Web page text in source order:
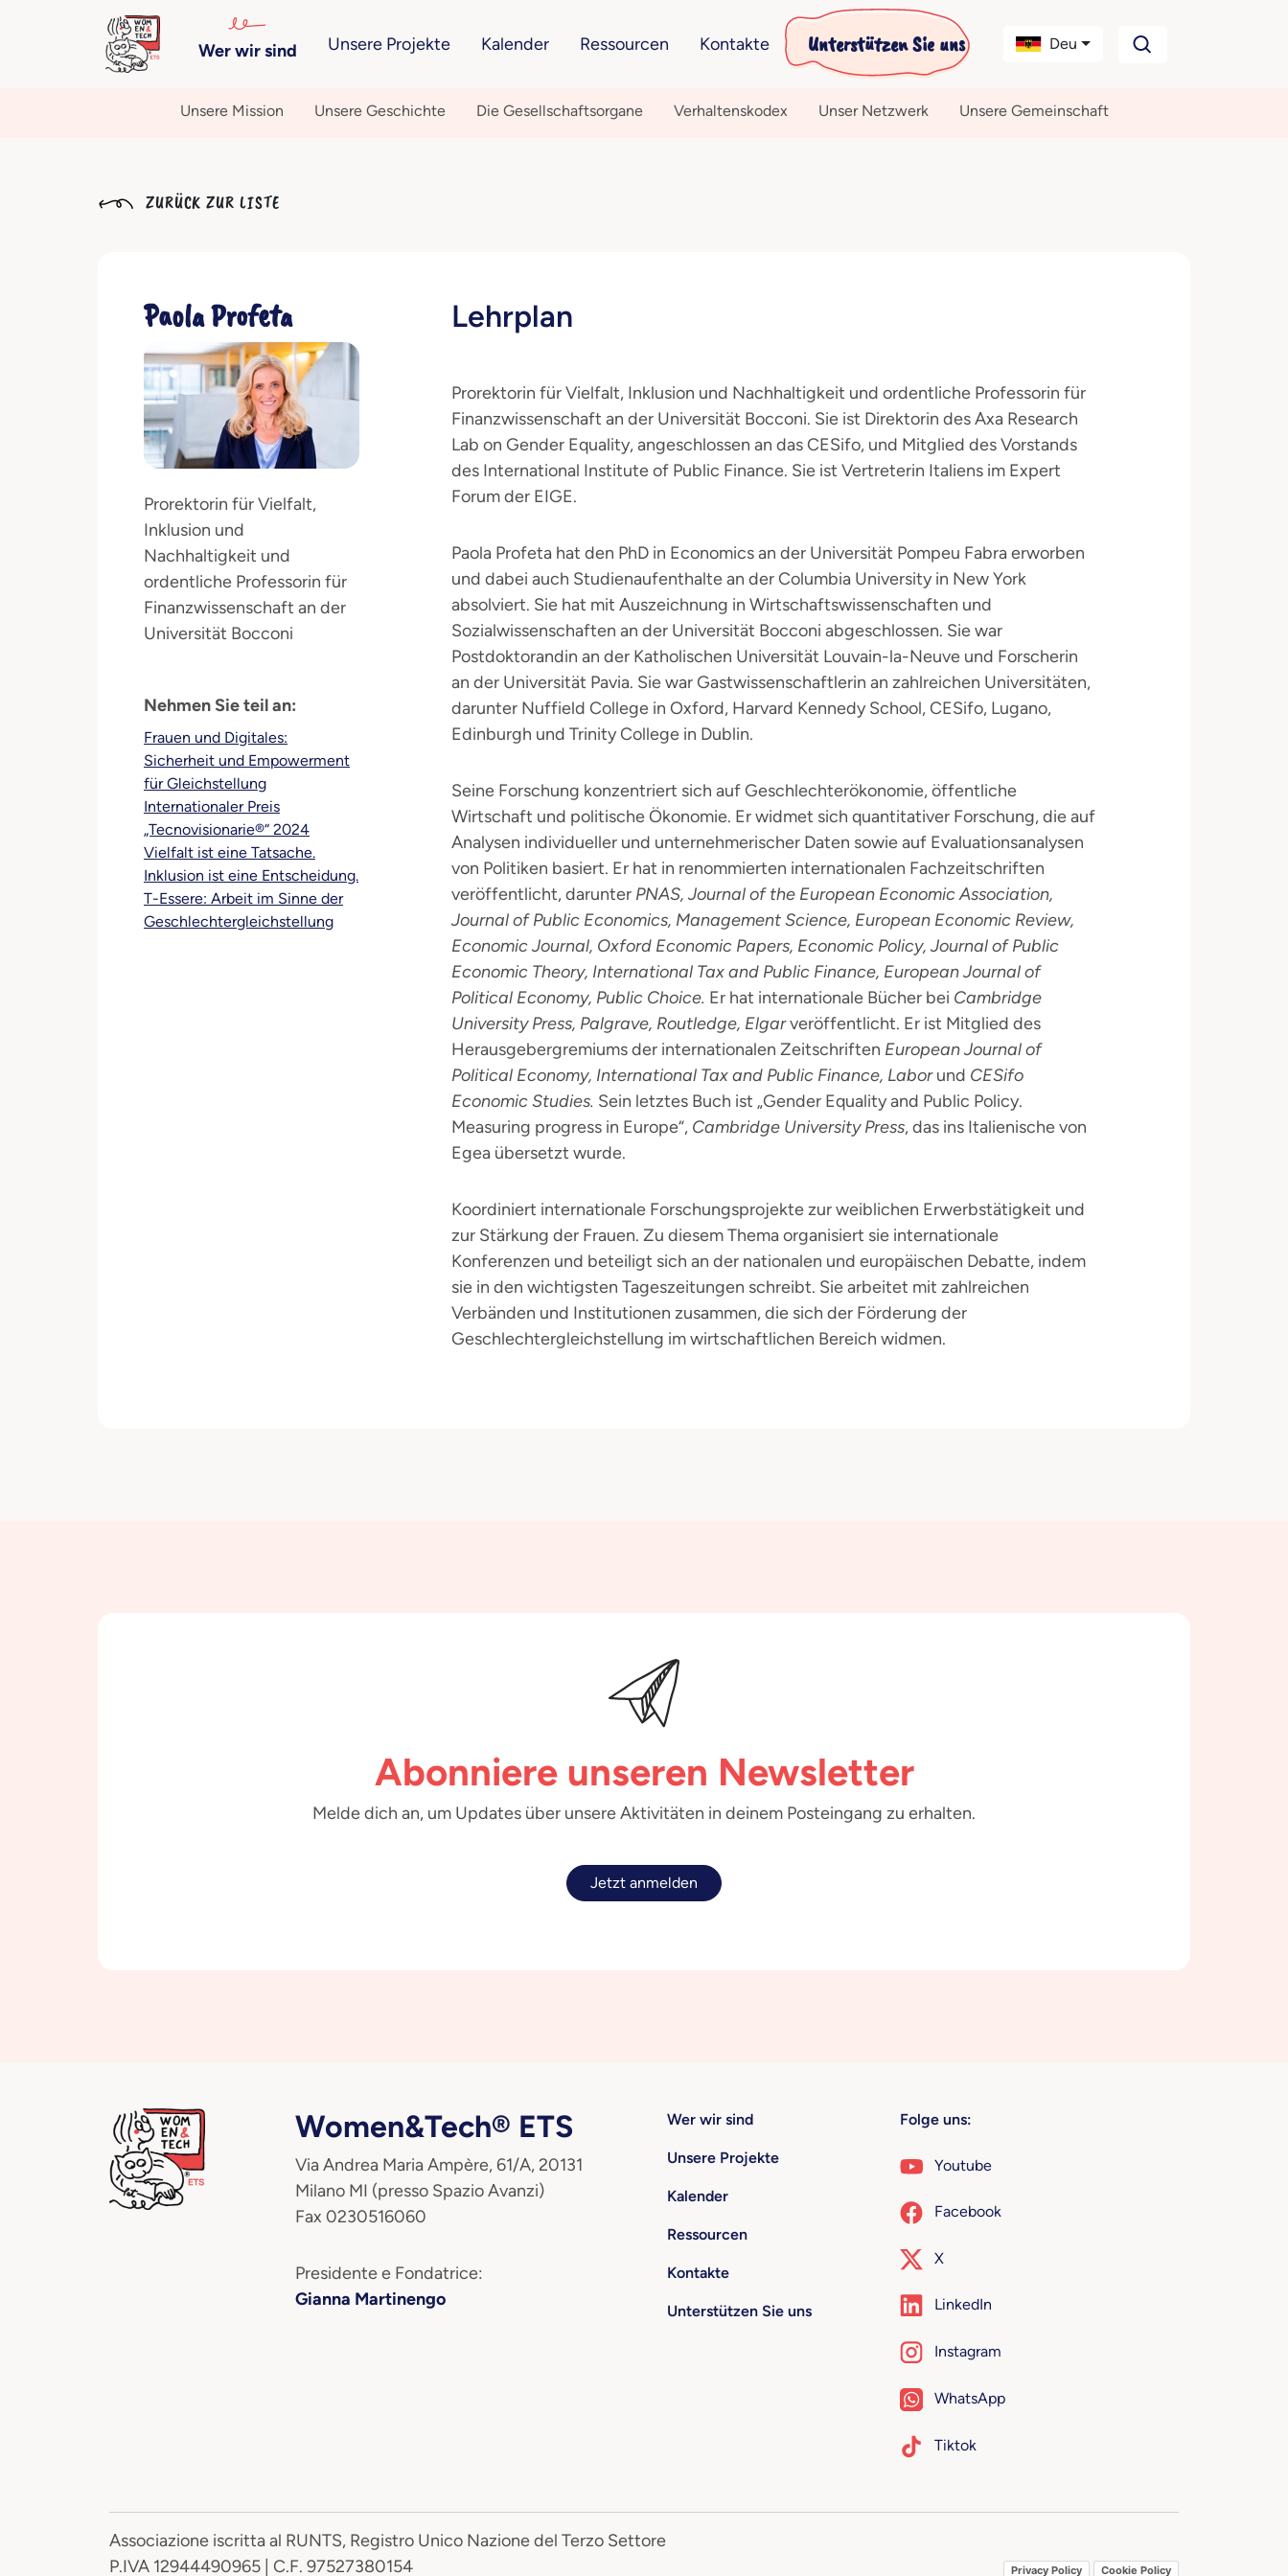
Wer wir sind Unsere Projekte Kalender Ressourcen Kontakte Unterstützen Sie uns Deu
Unsere Mission Unsere Geschichte Die Gesellschaftsorgane Verhaltenskodex Unser Netzwerk Unsere Gemeinschaft
ZURÜCK ZUR LISTE
Paola Profeta
Prorektorin für Vielfalt,
Inklusion und
Nachhaltigkeit und
ordentliche Professorin für
Finanzwissenschaft an der
Universität Bocconi
Nehmen Sie teil an:
Frauen und Digitales:
Sicherheit und Empowerment
für Gleichstellung
Internationaler Preis
„Tecnovisionarie®“ 2024
Vielfalt ist eine Tatsache.
Inklusion ist eine Entscheidung.
T-Essere: Arbeit im Sinne der
Geschlechtergleichstellung
Lehrplan
Prorektorin für Vielfalt, Inklusion und Nachhaltigkeit und ordentliche Professorin für
Finanzwissenschaft an der Universität Bocconi. Sie ist Direktorin des Axa Research
Lab on Gender Equality, angeschlossen an das CESifo, und Mitglied des Vorstands
des International Institute of Public Finance. Sie ist Vertreterin Italiens im Expert
Forum der EIGE.
Paola Profeta hat den PhD in Economics an der Universität Pompeu Fabra erworben
und dabei auch Studienaufenthalte an der Columbia University in New York
absolviert. Sie hat mit Auszeichnung in Wirtschaftswissenschaften und
Sozialwissenschaften an der Universität Bocconi abgeschlossen. Sie war
Postdoktorandin an der Katholischen Universität Louvain-la-Neuve und Forscherin
an der Universität Pavia. Sie war Gastwissenschaftlerin an zahlreichen Universitäten,
darunter Nuffield College in Oxford, Harvard Kennedy School, CESifo, Lugano,
Edinburgh und Trinity College in Dublin.
Seine Forschung konzentriert sich auf Geschlechterökonomie, öffentliche
Wirtschaft und politische Ökonomie. Er widmet sich quantitativer Forschung, die auf
Analysen individueller und unternehmerischer Daten sowie auf Evaluationsanalysen
von Politiken basiert. Er hat in renommierten internationalen Fachzeitschriften
veröffentlicht, darunter PNAS, Journal of the European Economic Association,
Journal of Public Economics, Management Science, European Economic Review,
Economic Journal, Oxford Economic Papers, Economic Policy, Journal of Public
Economic Theory, International Tax and Public Finance, European Journal of
Political Economy, Public Choice. Er hat internationale Bücher bei Cambridge
University Press, Palgrave, Routledge, Elgarveröffentlicht. Er ist Mitglied des
Herausgebergremiums der internationalen Zeitschriften European Journal of
Political Economy, International Tax and Public Finance, Laborund CESifo
Economic Studies. Sein letztes Buch ist „Gender Equality and Public Policy.
Measuring progress in Europe“, Cambridge University Press, das ins Italienische von
Egea übersetzt wurde.
Koordiniert internationale Forschungsprojekte zur weiblichen Erwerbstätigkeit und
zur Stärkung der Frauen. Zu diesem Thema organisiert sie internationale
Konferenzen und beteiligt sich an der nationalen und europäischen Debatte, indem
sie in den wichtigsten Tageszeitungen schreibt. Sie arbeitet mit zahlreichen
Verbänden und Institutionen zusammen, die sich der Förderung der
Geschlechtergleichstellung im wirtschaftlichen Bereich widmen.
Abonniere unseren Newsletter
Melde dich an, um Updates über unsere Aktivitäten in deinem Posteingang zu erhalten.
Jetzt anmelden
Women&Tech® ETS
Via Andrea Maria Ampère, 61/A, 20131
Milano MI (presso Spazio Avanzi)
Fax 0230516060
Presidente e Fondatrice:
Gianna Martinengo
Wer wir sind
Unsere Projekte
Kalender
Ressourcen
Kontakte
Unterstützen Sie uns
Folge uns:
Youtube
Facebook
X
LinkedIn
Instagram
WhatsApp
Tiktok
Associazione iscritta al RUNTS, Registro Unico Nazione del Terzo Settore
P.IVA 12944490965 | C.F. 97527380154
Privacy Policy Cookie Policy